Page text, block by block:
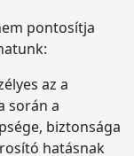
pontosítja
az a
során a
biztonsága
hatásnak